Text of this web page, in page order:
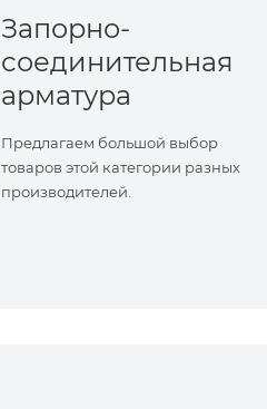
Запорно-
соединительная
арматура
Предлагаем большой выбор
товаров этой категории разных
производителей.